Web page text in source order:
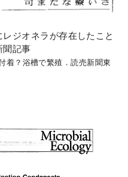
ジオネラが存在したこと
聞記事
着？浴槽で繁殖．読売新聞東